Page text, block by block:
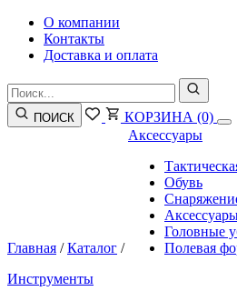
О компании
Контакты
Доставка и оплата
ПОИСК КОРЗИНА (0)
Главная /Каталог /
Аксессуары
Обувь
Головные
Полевая
Инструменты